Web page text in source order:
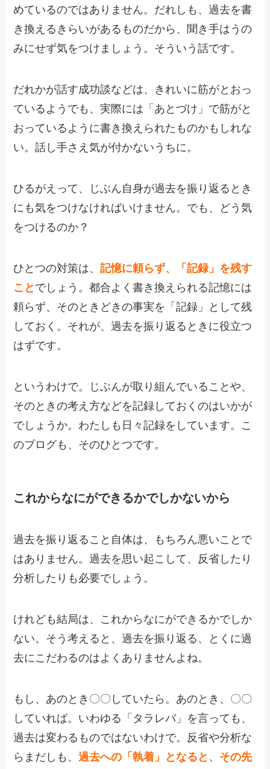
めているのではありません。だれしも、過去を書
き換えるきらいがあるものだから、聞き手はうの
みにせず気をつけましょう。そういう話です。
だれかが話す成功談などは、きれいに筋がとおっ
ているようでも、実際には「あとづけ」で筋がと
おっているように書き換えられたものかもしれな
い。話し手さえ気が付かないうちに。
ひるがえって、じぶん自身が過去を振り返るとき
にも気をつけなければいけません。でも、どう気
をつけるのか？
ひとつの対策は、記憶に頼らず、「記録」を残す
こと でしょう。都合よく書き換えられる記憶には
頼らず、そのときどきの事実を「記録」として残
しておく。それが、過去を振り返るときに役立つ
はずです。
というわけで。じぶんが取り組んでいることや、
そのときの考え方などを記録しておくのはいかが
でしょうか。わたしも日々記録をしています。こ
のブログも、そのひとつです。
これからなにができるかでしかないから
過去を振り返ること自体は、もちろん悪いことで
はありません。過去を思い起こして、反省したり
分析したりも必要でしょう。
けれども結局は、これからなにができるかでしか
ない。そう考えると、過去を振り返る、とくに過
去にこだわるのはよくありませんよね。
もし、あのとき〇〇していたら。あのとき、〇〇
していれば。いわゆる「タラレバ」を言っても、
過去は変わるものではないわけで。反省や分析な
らまだしも、過去への「執着」となると、その先